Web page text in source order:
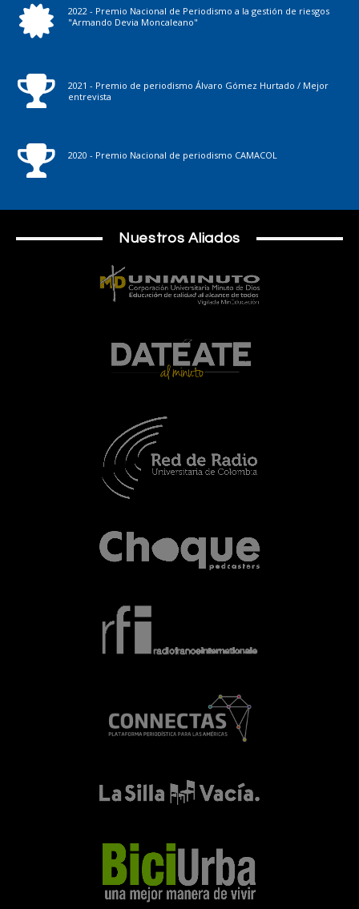
2022 - Premio Nacional de Periodismo a la gestión de riesgos
"Armando Devia Moncaleano"
2021 - Premio de periodismo Álvaro Gómez Hurtado / Mejor
entrevista
2020 - Premio Nacional de periodismo CAMACOL
Nuestros Aliados